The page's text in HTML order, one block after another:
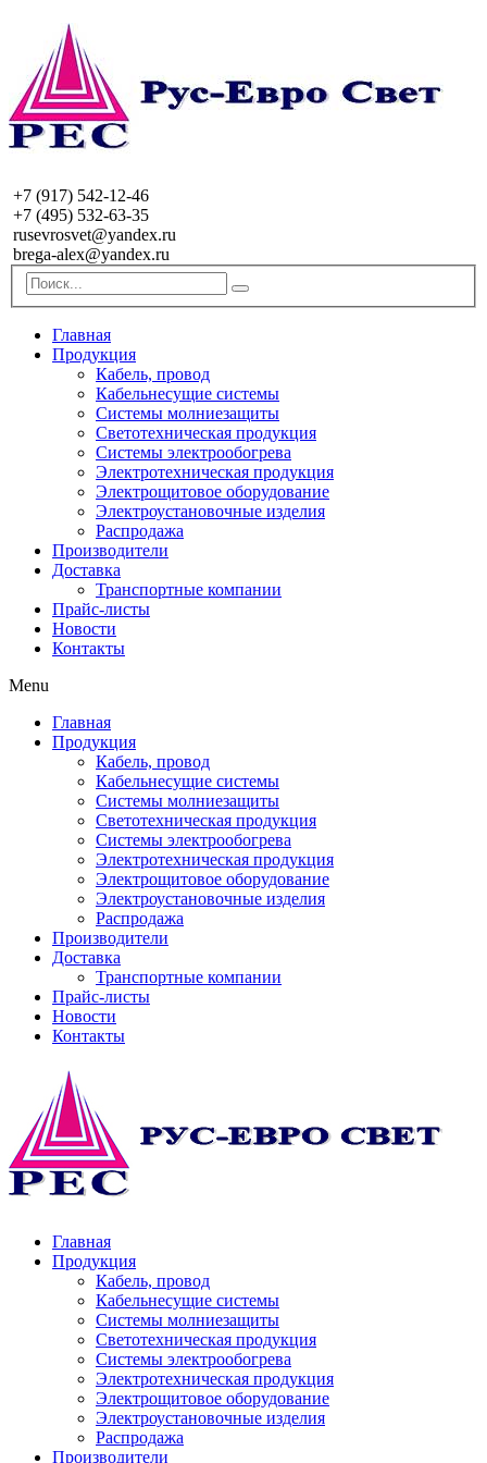
+7 (917) 542-12-46
+7 (495) 532-63-35
rusevrosvet@yandex.ru
brega-alex@yandex.ru
Главная
Продукция
Кабель, провод
Кабельнесущие системы
Системы молниезащиты
Светотехническая продукция
Системы электрообогрева
Электротехническая продукция
Электрощитовое оборудование
Электроустановочные изделия
Распродажа
Производители
Доставка
Транспортные компании
Прайс-листы
Новости
Контакты
Menu
Главная
Продукция
Кабель, провод
Кабельнесущие системы
Системы молниезащиты
Светотехническая продукция
Системы электрообогрева
Электротехническая продукция
Электрощитовое оборудование
Электроустановочные изделия
Распродажа
Производители
Доставка
Транспортные компании
Прайс-листы
Новости
Контакты
Главная
Продукция
Кабель, провод
Кабельнесущие системы
Системы молниезащиты
Светотехническая продукция
Системы электрообогрева
Электротехническая продукция
Электрощитовое оборудование
Электроустановочные изделия
Распродажа
Производители